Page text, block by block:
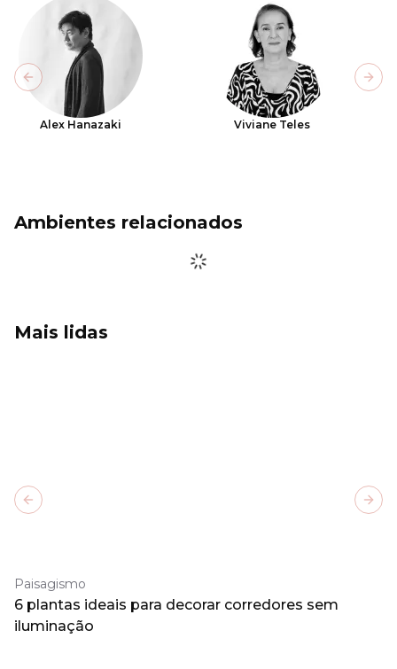
Alex Hanazaki Viviane Teles
Previous slide
Ambientes relacionados
Mais lidas
Paisagismo
6 plantas ideais para decorar corredores sem
iluminação
Previous slide